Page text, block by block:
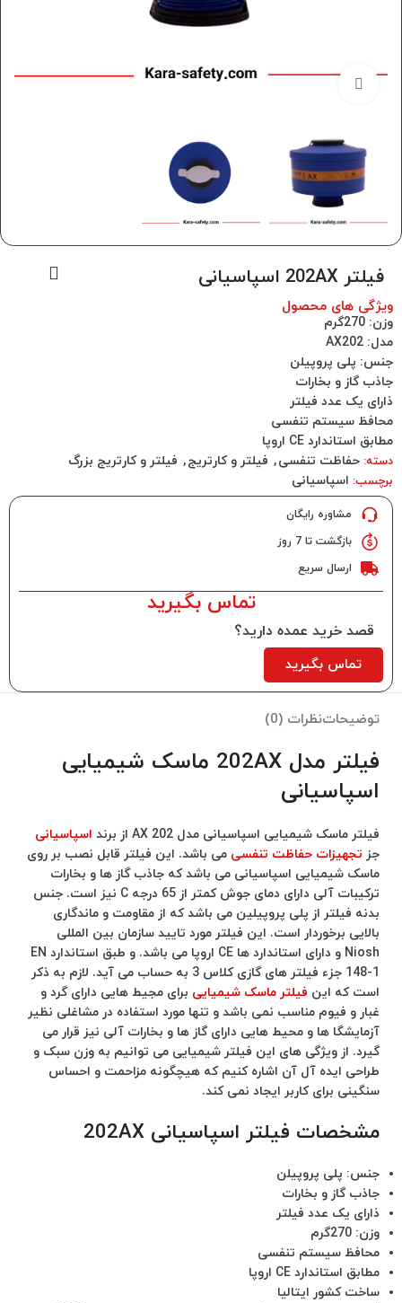
برای بزرگنمایی کلیک کنید
فیلتر 202AX اسپاسیانی
ویژگی های محصول
وزن: 270گرم
مدل: AX202
جنس: پلی پروپیلن
جاذب گاز و بخارات
ذارای یک عدد فیلتر
محافظ سیستم تنفسی
مطابق استاندارد CE اروپا
دسته: حفاظت تنفسی, فیلتر و کارتریج, فیلتر و کارتریج بزرگ
برچسب: اسپاسیانی
مشاوره رایگان
بازگشت تا 7 روز
ارسال سریع
تماس بگیرید
قصد خرید عمده دارید؟
تماس بگیرید
توضیحاتنظرات (0)
فیلتر مدل 202AX ماسک شیمیایی
اسپاسیانی
فیلتر ماسک شیمیایی اسپاسیانی مدل 202 AX از برند
اسپاسیانی
جز تجهیزات حفاظت تنفسی می باشد. این فیلتر قابل نصب بر روی
ماسک شیمیایی اسپاسیانی می باشد که جاذب گاز ها و بخارات
ترکیبات آلی دارای دمای جوش کمتر از 65 درجه C نیز است. جنس
بدنه فیلتر از پلی پروپیلین می باشد که از مقاومت و ماندگاری
بالایی برخوردار است. این فیلتر مورد تایید سازمان بین المللی
Niosh و دارای استاندارد ها CE اروپا می باشد. و طبق استاندارد EN
148-1 جزء فیلتر های گازی کلاس 3 به حساب می آید. لازم به ذکر
است که این فیلتر ماسک شیمیایی برای مجیط هایی دارای گرد و
غبار و فیوم مناسب نمی باشد و تنها مورد استفاده در مشاغلی نظیر
آزمایشگا ها و محیط هایی دارای گاز ها و بخارات آلی نیز قرار می
گیرد. از ویژگی های این فیلتر شیمیایی می توانیم به وزن سبک و
طراحی ایده آل آن اشاره کنیم که هیچگونه مزاحمت و احساس
سنگینی برای کاربر ایجاد نمی کند.
مشخصات فیلتر اسپاسیانی 202AX
جنس: پلی پروپیلن
جاذب گاز و بخارات
ذارای یک عدد فیلتر
وزن: 270گرم
محافظ سیستم تنفسی
مطابق استاندارد CE اروپا
ساخت کشور ایتالیا